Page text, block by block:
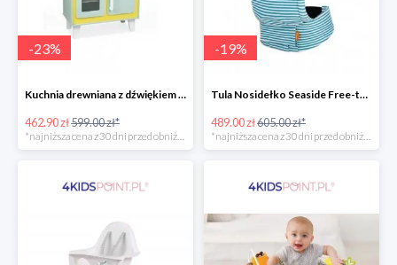
-23%
Kuchnia drewniana z dźwiękiem i z 7 akcesoriami Happy Day Janod
462.90 zł599.00 zł*
-19%
Tula Nosidełko Seaside Free-to-Grow
489.00 zł605.00 zł*